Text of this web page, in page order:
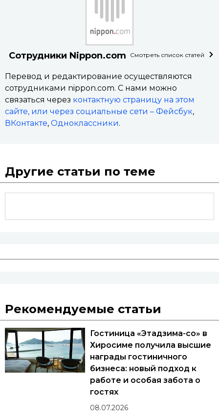
Сотрудники Nippon.com Смотреть список статей
Перевод и редактирование осуществляются
сотрудниками nippon.com. С нами можно
связаться через контактную страницу на этом
сайте, или через социальные сети – Фейсбук,
ВКонтакте, Одноклассники.
Другие статьи по теме
Рекомендуемые статьи
Гостиница «Этадзима-со» в
Хиросиме получила высшие
награды гостиничного
бизнеса: новый подход к
работе и особая забота о
гостях
08.07.2026